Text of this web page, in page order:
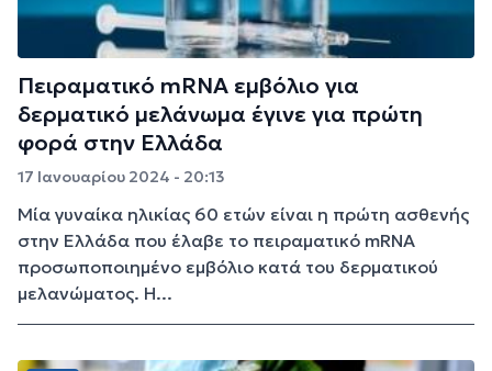
Πειραματικό mRNA εμβόλιο για
δερματικό μελάνωμα έγινε για πρώτη
φορά στην Ελλάδα
17 Ιανουαρίου 2024 - 20:13
Μία γυναίκα ηλικίας 60 ετών είναι η πρώτη ασθενής
στην Ελλάδα που έλαβε το πειραματικό mRNA
προσωποποιημένο εμβόλιο κατά του δερματικού
μελανώματος. Η...